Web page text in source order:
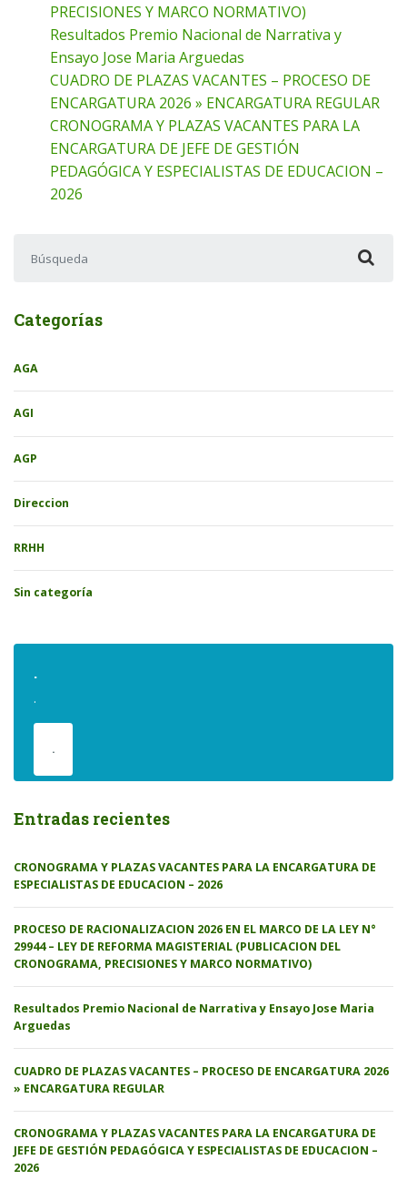
PRECISIONES Y MARCO NORMATIVO)
Resultados Premio Nacional de Narrativa y
Ensayo Jose Maria Arguedas
CUADRO DE PLAZAS VACANTES – PROCESO DE
ENCARGATURA 2026 » ENCARGATURA REGULAR
CRONOGRAMA Y PLAZAS VACANTES PARA LA
ENCARGATURA DE JEFE DE GESTIÓN
PEDAGÓGICA Y ESPECIALISTAS DE EDUCACION –
2026
Categorías
AGA
AGI
AGP
Direccion
RRHH
Sin categoría
.
.
.
Entradas recientes
CRONOGRAMA Y PLAZAS VACANTES PARA LA ENCARGATURA DE
ESPECIALISTAS DE EDUCACION – 2026
PROCESO DE RACIONALIZACION 2026 EN EL MARCO DE LA LEY N°
29944 – LEY DE REFORMA MAGISTERIAL (PUBLICACION DEL
CRONOGRAMA, PRECISIONES Y MARCO NORMATIVO)
Resultados Premio Nacional de Narrativa y Ensayo Jose Maria
Arguedas
CUADRO DE PLAZAS VACANTES – PROCESO DE ENCARGATURA 2026
» ENCARGATURA REGULAR
CRONOGRAMA Y PLAZAS VACANTES PARA LA ENCARGATURA DE
JEFE DE GESTIÓN PEDAGÓGICA Y ESPECIALISTAS DE EDUCACION –
2026